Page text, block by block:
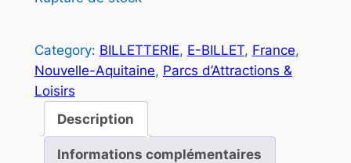
Category: BILLETTERIE, E-BILLET, France
Nouvelle-Aquitaine, Parcs d’Attractions &
Loisirs
Description
Informations complémentaires